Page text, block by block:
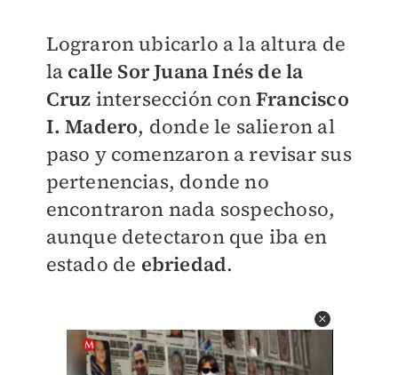
Lograron ubicarlo a la altura de
lacalle Sor Juana Inés de la
Cruz intersección conFrancisco
I. Madero, donde le salieron al
paso y comenzaron a revisar sus
pertenencias, donde no
encontraron nada sospechoso,
aunque detectaron que iba en
estado de ebriedad.